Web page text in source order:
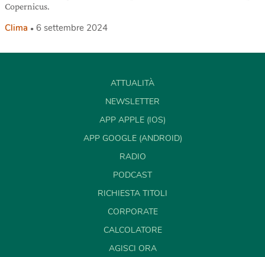
Copernicus.
Clima 6 settembre 2024
ATTUALITÀ
NEWSLETTER
APP APPLE (IOS)
APP GOOGLE (ANDROID)
RADIO
PODCAST
RICHIESTA TITOLI
CORPORATE
CALCOLATORE
AGISCI ORA